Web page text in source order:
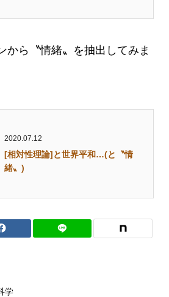
から〝情緒〟を抽出してみま
2020.07.12
[相対性理論]と世界平和…(と〝情
緒〟)
学